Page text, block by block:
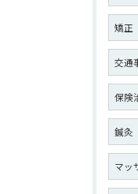
矯正
交通
保険
鍼灸
マッ